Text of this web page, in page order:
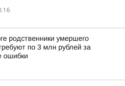
родственники умершего
по 3 млн рублей за
ошибки